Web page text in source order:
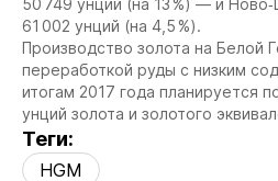
50 749 унций (на 13 %) — и
61 002 унций (на 4,5 %).
Производство золота на Белой
переработкой руды с низким
итогам 2017 года планируется
унций золота и золотого
Теги:
HGM